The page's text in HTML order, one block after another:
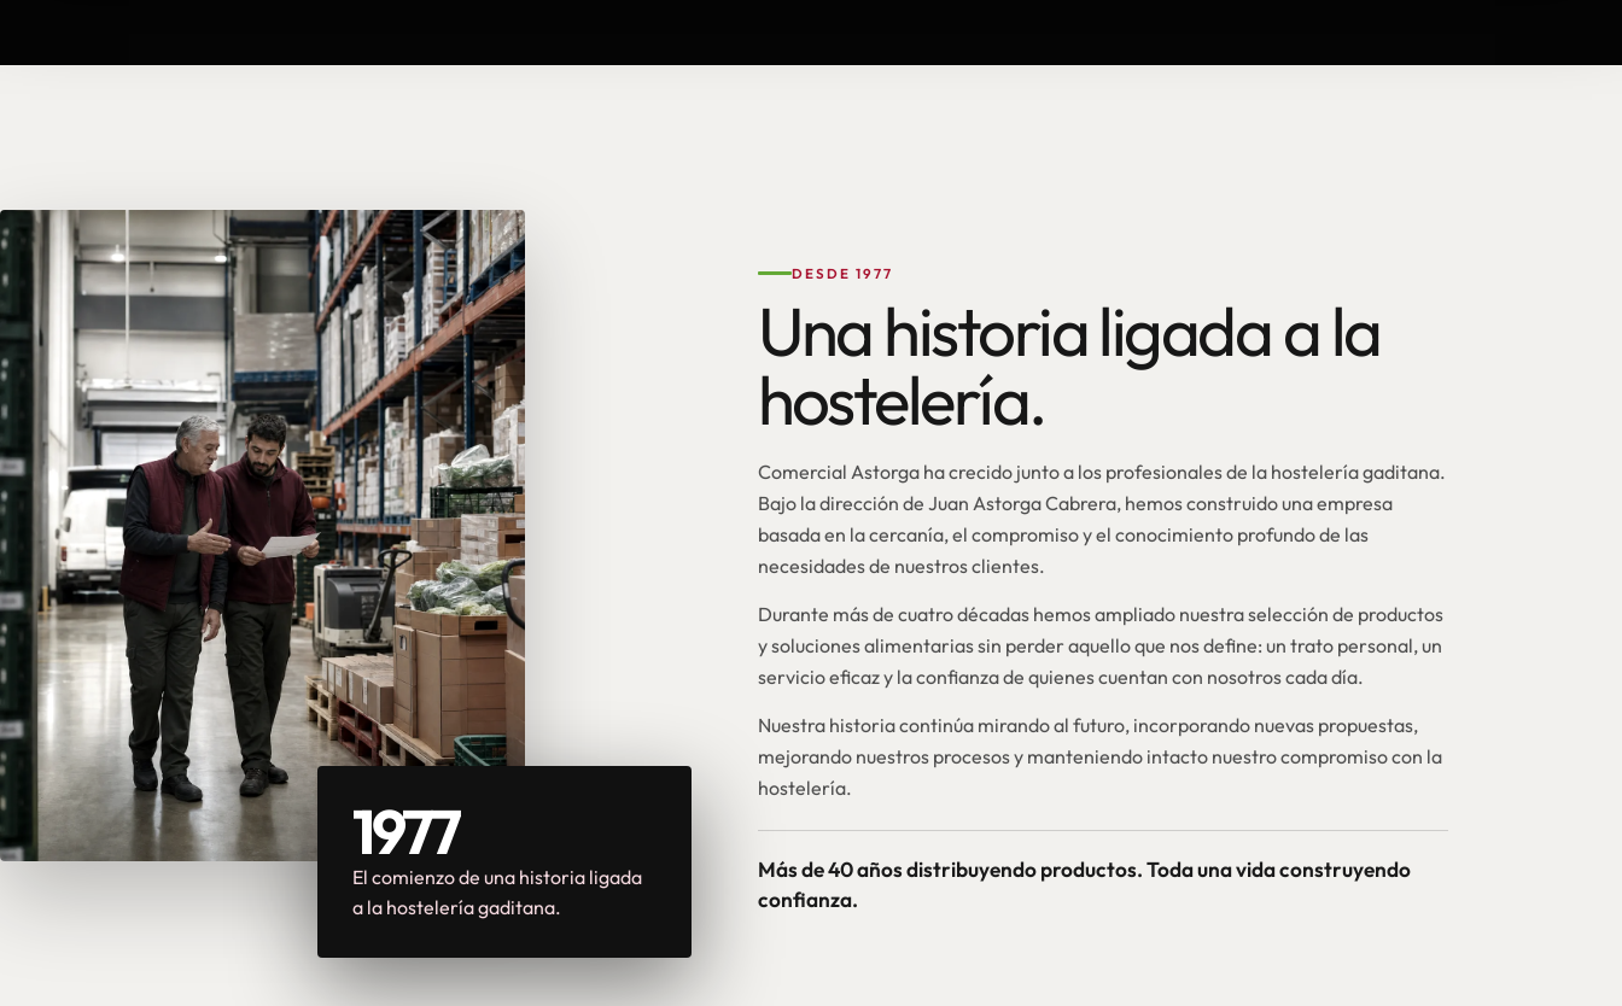
1977
El comienzo de una historia ligada
a la hostelería gaditana.
DESDE 1977
Una historia ligada a la
hostelería.
Comercial Astorga ha crecido junto a los profesionales de la hostelería gaditana.
Bajo la dirección de Juan Astorga Cabrera, hemos construido una empresa
basada en la cercanía, el compromiso y el conocimiento profundo de las
necesidades de nuestros clientes.
Durante más de cuatro décadas hemos ampliado nuestra selección de productos
y soluciones alimentarias sin perder aquello que nos define: un trato personal, un
servicio eficaz y la confianza de quienes cuentan con nosotros cada día.
Nuestra historia continúa mirando al futuro, incorporando nuevas propuestas,
mejorando nuestros procesos y manteniendo intacto nuestro compromiso con la
hostelería.
Más de 40 años distribuyendo productos. Toda una vida construyendo
confianza.